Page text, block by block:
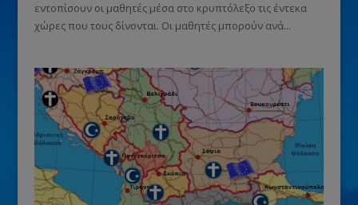
εντοπίσουν οι μαθητές μέσα στο κρυπτόλεξο τις έντεκα
χώρες που τους δίνονται. Οι μαθητές μπορούν ανά...